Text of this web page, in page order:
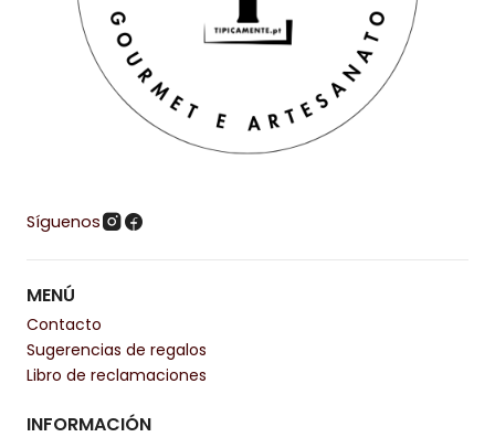
Síguenos
MENÚ
Contacto
Sugerencias de regalos
Libro de reclamaciones
INFORMACIÓN